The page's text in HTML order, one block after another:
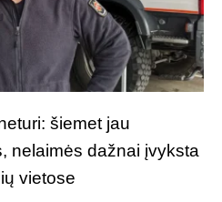
šiemet jau
nelaimės dažnai įvyksta
vietose